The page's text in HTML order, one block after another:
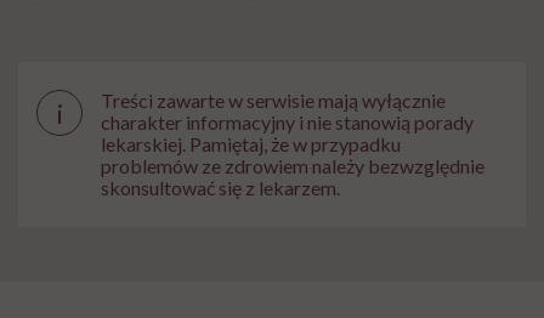
i
Treści zawarte w serwisie mają wyłącznie
charakter informacyjny i nie stanowią porady
lekarskiej. Pamiętaj, że w przypadku
problemów ze zdrowiem należy bezwzględnie
skonsultować się z lekarzem.